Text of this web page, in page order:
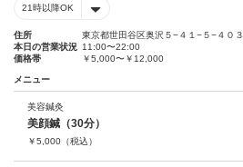
21時以降OK
住所
東京都世田谷区奥沢５−４１−５−４０３
本日の営業状況 11:00〜22:00
価格帯
￥5,000〜￥12,000
メニュー
美容鍼灸
美顔鍼（30分）
￥5,000 （税込）